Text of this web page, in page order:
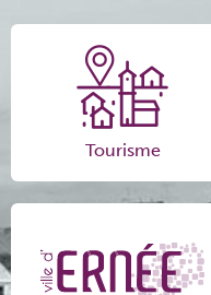
Tourisme